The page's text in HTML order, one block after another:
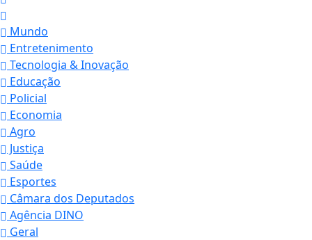
Mundo
Entretenimento
Tecnologia & Inovação
Educação
Policial
Economia
Agro
Justiça
Saúde
Esportes
Câmara dos Deputados
Agência DINO
Geral